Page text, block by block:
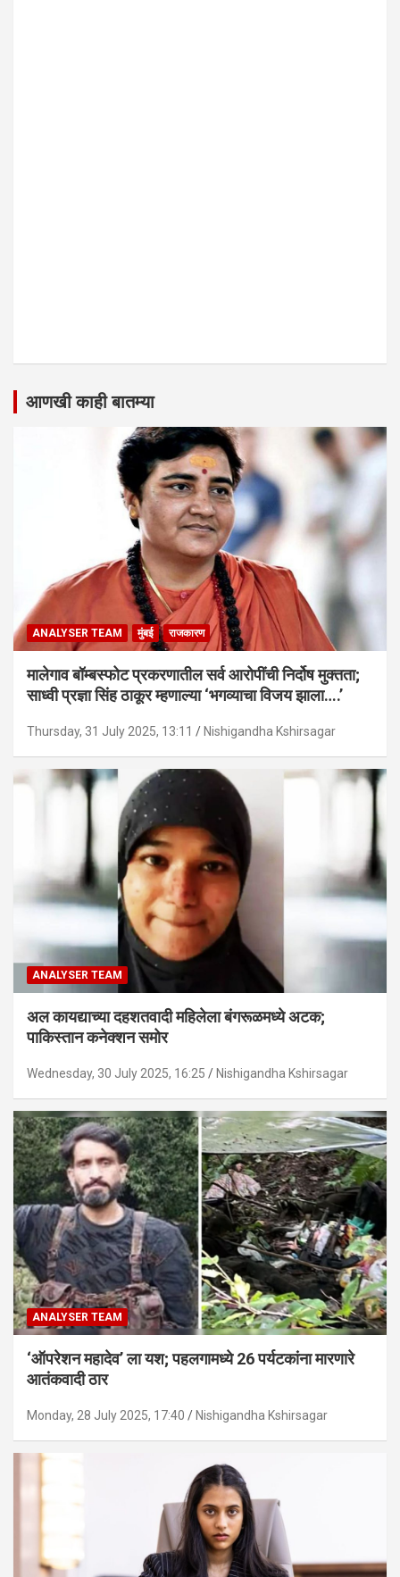
आणखी काही बातम्या
ANALYSER TEAM मुंबई राजकारण
मालेगाव बॉम्बस्फोट प्रकरणातील सर्व आरोपींची निर्दोष मुक्तता;
साध्वी प्रज्ञा सिंह ठाकूर म्हणाल्या ‘भगव्याचा विजय झाला….’
Thursday, 31 July 2025, 13:11 Nishigandha Kshirsagar
ANALYSER TEAM
अल कायद्याच्या दहशतवादी महिलेला बंगरूळमध्ये अटक;
पाकिस्तान कनेक्शन समोर
Wednesday, 30 July 2025, 16:25 Nishigandha Kshirsagar
ANALYSER TEAM
‘ऑपरेशन महादेव’ ला यश; पहलगामध्ये 26 पर्यटकांना मारणारे
आतंकवादी ठार
Monday, 28 July 2025, 17:40 Nishigandha Kshirsagar